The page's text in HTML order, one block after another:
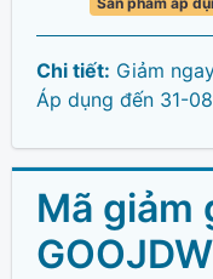
Chi tiết: Giảm
Áp dụng đến 31-
Mã giảm